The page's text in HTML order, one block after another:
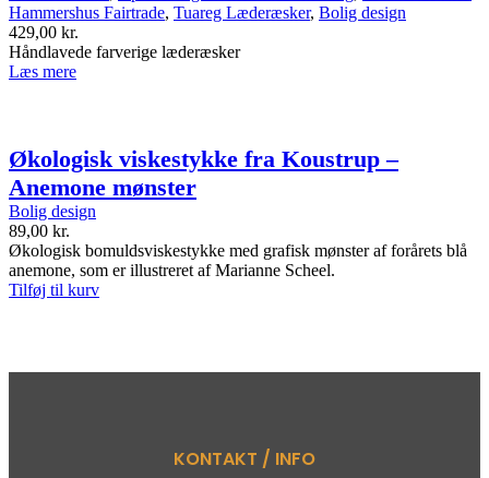
Hammershus Fairtrade, Tuareg Læderæsker, Bolig design
429,00 kr.
Håndlavede farverige læderæsker
Læs mere
Økologisk viskestykke fra Koustrup –
Anemone mønster
Bolig design
89,00 kr.
Økologisk bomuldsviskestykke med grafisk mønster af forårets blå
anemone, som er illustreret af Marianne Scheel.
Tilføj til kurv
KONTAKT / INFO